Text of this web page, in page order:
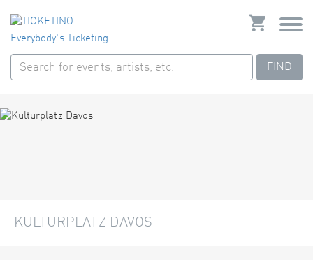
FIND
KULTURPLATZ DAVOS